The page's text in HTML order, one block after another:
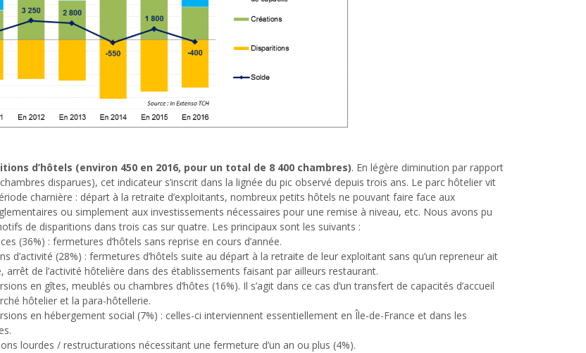
d’hôtels (environ 450 en 2016, pour un total de 8 400 chambres). En légère diminution par rapport
disparues), cet indicateur s’inscrit dans la lignée du pic observé depuis trois ans. Le parc hôtelier vit
charnière : départ à la retraite d’exploitants, nombreux petits hôtels ne pouvant faire face aux
ou simplement aux investissements nécessaires pour une remise à niveau, etc. Nous avons pu
de disparitions dans trois cas sur quatre. Les principaux sont les suivants :
(36%) : fermetures d’hôtels sans reprise en cours d’année.
d’activité (28%) : fermetures d’hôtels suite au départ à la retraite de leur exploitant sans qu’un repreneur ait
arrêt de l’activité hôtelière dans des établissements faisant par ailleurs restaurant.
en gîtes, meublés ou chambres d’hôtes (16%). Il s’agit dans ce cas d’un transfert de capacités d’accueil
hôtelier et la para-hôtellerie.
en hébergement social (7%) : celles-ci interviennent essentiellement en Île-de-France et dans les
villes.
lourdes / restructurations nécessitant une fermeture d’un an ou plus (4%).